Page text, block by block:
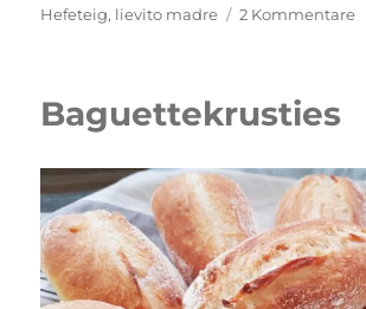
Hefeteig, lievito madre 2 Kommentarezu
Baguettekrusties